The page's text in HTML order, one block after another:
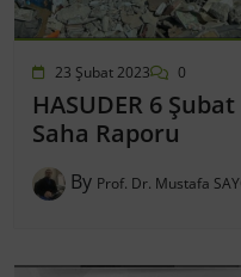
23 Şubat 2023 0
HASUDER 6
Saha Raporu
By Prof. Dr. Mustafa